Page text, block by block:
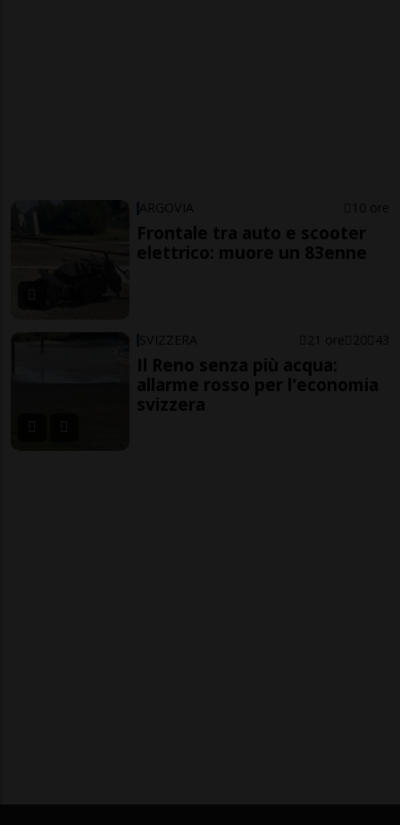
ARGOVIA 10 ore
Frontale tra auto e scooter
elettrico: muore un 83enne
SVIZZERA 21 ore 20 43
Il Reno senza più acqua:
allarme rosso per l'economia
svizzera